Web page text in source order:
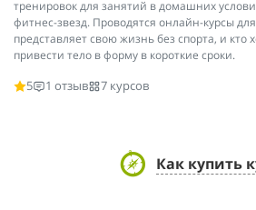
тренировок для занятий в домашних
фитнес-звезд. Проводятся онлайн-курсы для
представляет свою жизнь без спорта, и кто
привести тело в форму в короткие сроки.
5
1 отзыв 7 курсов
Как купить